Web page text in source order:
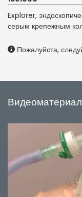
Explorer,
серым крепежным
Пожалуйста,